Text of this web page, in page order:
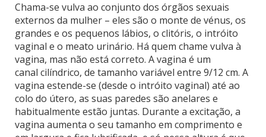
Chama-se vulva ao conjunto dos órgãos sexuais
externos da mulher – eles são o monte de vénus, os
grandes e os pequenos lábios, o clitóris, o intróito
vaginal e o meato urinário. Há quem chame vulva à
vagina, mas não está correto. A vagina é um
canal cilíndrico, de tamanho variável entre 9/12 cm. A
vagina estende-se (desde o intróito vaginal) até ao
colo do útero, as suas paredes são anelares e
habitualmente estão juntas. Durante a excitação, a
vagina aumenta o seu tamanho em comprimento e